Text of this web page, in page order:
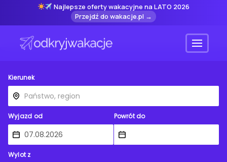
Najlepsze oferty wakacyjne na LATO 2026
Przejdź do wakacje.pl →
Menu
Kierunek
Wyjazd od Powrót do
Wylot z